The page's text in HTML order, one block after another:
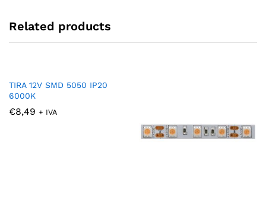
Related products
TIRA 12V SMD 5050 IP20
6000K
€8,49 + IVA